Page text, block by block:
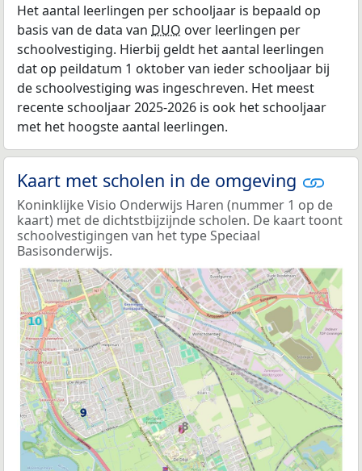
Het aantal leerlingen per schooljaar is bepaald op
basis van de data van DUO over leerlingen per
schoolvestiging. Hierbij geldt het aantal leerlingen
dat op peildatum 1 oktober van ieder schooljaar bij
de schoolvestiging was ingeschreven. Het meest
recente schooljaar 2025-2026 is ook het schooljaar
met het hoogste aantal leerlingen.
Kaart met scholen in de omgeving
Koninklijke Visio Onderwijs Haren (nummer 1 op de
kaart) met de dichtstbijzijnde scholen. De kaart toont
schoolvestigingen van het type Speciaal
Basisonderwijs.